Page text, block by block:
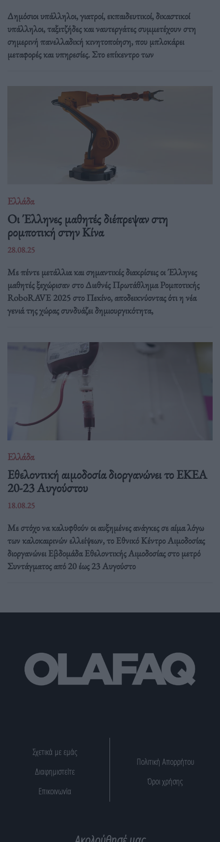
Δημόσιοι υπάλληλοι, γιατροί, εκπαιδευτικοί, δικαστικοί
υπάλληλοι, ταξιτζήδες και ναυτεργάτες συμμετέχουν στη
σημερινή πανελλαδική κινητοποίηση, που μπλοκάρει
μεταφορές και υπηρεσίες. Στο επίκεντρο των
Ελλάδα
Οι Έλληνες μαθητές διέπρεψαν στη
ρομποτική στην Κίνα
28.08.25
Με πέντε μετάλλια και σημαντικές διακρίσεις οι Έλληνες
μαθητές ξεχώρισαν στο Διεθνές Πρωτάθλημα Ρομποτικής
RoboRAVE 2025 στο Πεκίνο, αποδεικνύοντας ότι η νέα
γενιά της χώρας συνδυάζει δημιουργικότητα,
Ελλάδα
Eθελοντική αιμοδοσία διοργανώνει το ΕΚΕΑ
20-23 Αυγούστου
18.08.25
Με στόχο να καλυφθούν οι αυξημένες ανάγκες σε αίμα λόγω
των καλοκαιρινών ελλείψεων, το Εθνικό Κέντρο Αιμοδοσίας
διοργανώνει Εβδομάδα Εθελοντικής Αιμοδοσίας στο μετρό
Συντάγματος από 20 έως 23 Αυγούστο
Σχετικά με εμάς
Διαφημιστείτε
Επικοινωνία
Πολιτική Απορρήτου
Όροι χρήσης